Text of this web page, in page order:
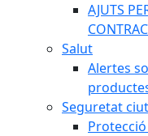
AJUTS
Salut
Alertes
Seguretat